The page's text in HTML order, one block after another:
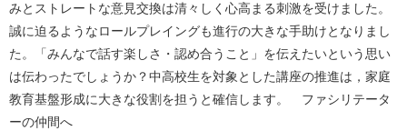
みとストレートな意見交換は清々しく心高まる刺激を受けました。
誠に迫るようなロールプレイングも進行の大きな手助けとなりまし
た。「みんなで話す楽しさ・認め合うこと」を伝えたいという思い
は伝わったでしょうか？中高校生を対象とした講座の推進は，家庭
教育基盤形成に大きな役割を担うと確信します。 ファシリテータ
ーの仲間へ